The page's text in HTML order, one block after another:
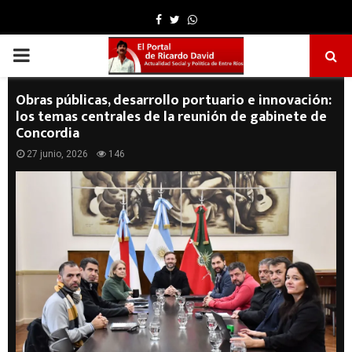
Facebook
TwitterWhatsapp
PRIMARY
MENU
Obras públicas, desarrollo portuario e innovación:
los temas centrales de la reunión de gabinete de
Concordia
27 junio, 2026 146